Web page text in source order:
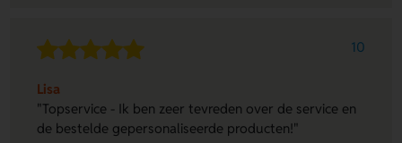
10
Lisa
"Topservice - Ik ben zeer tevreden over de service en
de bestelde gepersonaliseerde producten!"